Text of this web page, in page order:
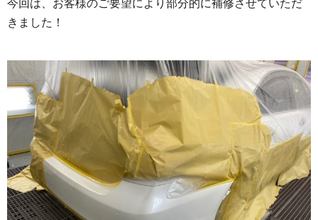
今回は、お客様のご要望により部分的に補修させていただ
きました！